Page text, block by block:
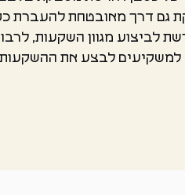
דרך מאובטחת להעברת
לביצוע מגוון השקעות,
למשקיעים לבצע את